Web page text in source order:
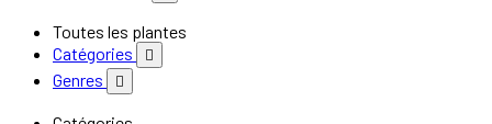
Toutes les plantes
Catégories

Genres 